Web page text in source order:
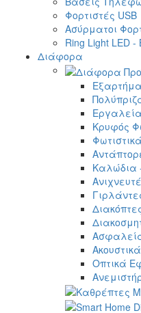
Φορτιστές USB
Ασύρματοι
Ring Light LED -
Διάφορα
Κρυφός
Καλώδια
Ακουστικά
Οπτικά